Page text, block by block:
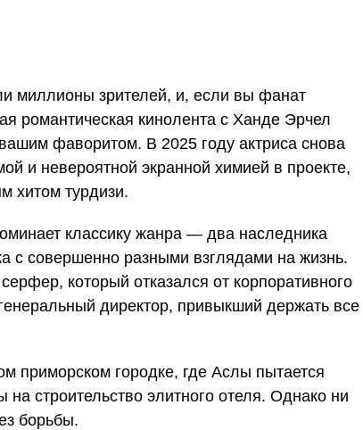
миллионы зрителей, и, если вы фанат
романтическая кинолента с Ханде Эрчел
фаворитом. В 2025 году актриса снова
и невероятной экранной химией в проекте,
хитом турдизи.
классику жанра — два наследника
с совершенно разными взглядами на жизнь.
который отказался от корпоративного
директор, привыкший держать все
приморском городке, где Аслы пытается
на строительство элитного отеля. Однако ни
борьбы.